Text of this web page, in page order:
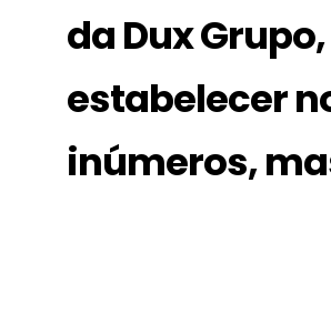
da Dux
estabelecer
inúmeros,